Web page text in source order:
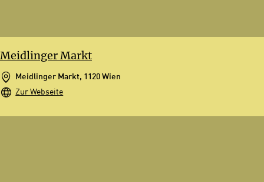
Meidlinger Markt
Meidlinger Markt, 1120 Wien
Zur Webseite